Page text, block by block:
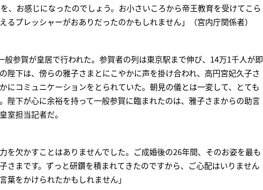
、お感じになったのでしょう。お小さいころから帝王教育を受けてこら
るプレッシャーがおありだったのかもしれません」（宮内庁関係者）
参賀が皇居で行われた。参賀者の列は東京駅まで伸び、14万1千人が即
陛下は、傍らの雅子さまとにこやかに声を掛け合われ、高円宮妃久子さ
にコミュニケーションをとられていた。朝見の儀とは一変して、とても
陛下が心に余裕を持って一般参賀に臨まれたのは、雅子さまからの助言
室担当記者だ。
を欠かすことはありませんでした。ご成婚後の26年間、そのお姿を最も
さまです。ずっと研鑽を積まれてきたのですから、ご心配はいりません
をかけられたかもしれません」